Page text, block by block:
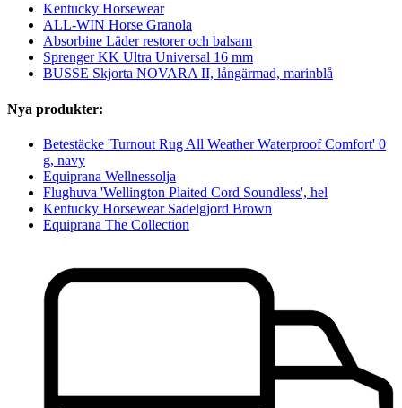
Kentucky Horsewear
ALL-WIN Horse Granola
Absorbine Läder restorer och balsam
Sprenger KK Ultra Universal 16 mm
BUSSE Skjorta NOVARA II, långärmad, marinblå
Nya produkter:
Betestäcke 'Turnout Rug All Weather Waterproof Comfort' 0
g, navy
Equiprana Wellnessolja
Flughuva 'Wellington Plaited Cord Soundless', hel
Kentucky Horsewear Sadelgjord Brown
Equiprana The Collection